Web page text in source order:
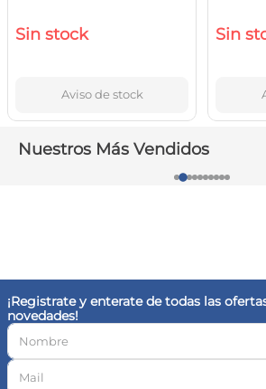
Sin stock
Aviso de stock
Sin
Nuestros Más Vendidos
¡Registrate y enterate de todas las
novedades!